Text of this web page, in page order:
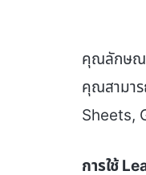
คุณลักษณะ
คุณสามา
Sheets,
การใช้